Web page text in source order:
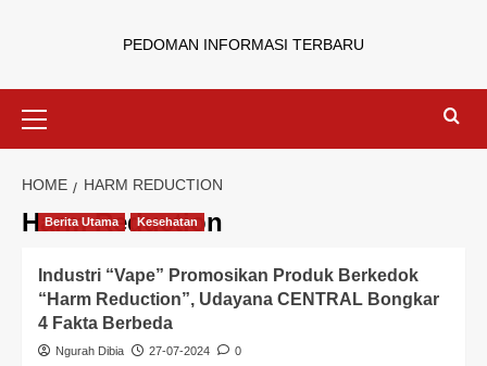
PEDOMAN INFORMASI TERBARU
HOME HARM REDUCTION
Harm Reduction
Berita Utama Kesehatan
Industri “Vape” Promosikan Produk Berkedok
“Harm Reduction”, Udayana CENTRAL Bongkar
4 Fakta Berbeda
Ngurah Dibia 27-07-2024 0